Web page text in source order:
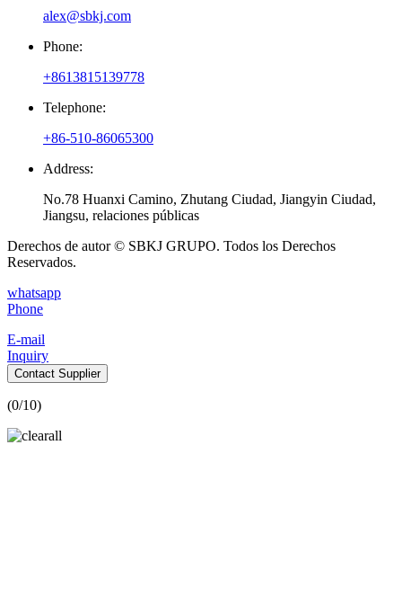
alex@sbkj.com
Phone:
+8613815139778
Telephone:
+86-510-86065300
Address:
No.78 Huanxi Camino, Zhutang Ciudad, Jiangyin Ciudad,
Jiangsu, relaciones públicas
Derechos de autor © SBKJ GRUPO. Todos los Derechos
Reservados.
whatsapp
Phone
E-mail
Inquiry
Contact Supplier
(0/10)